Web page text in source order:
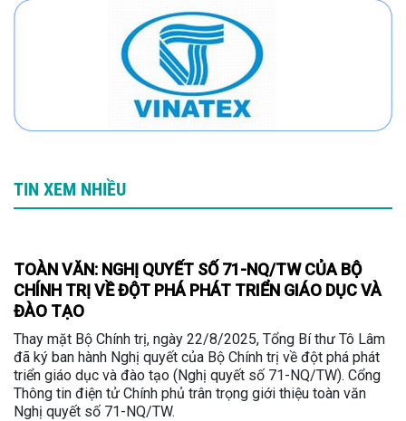
TIN XEM NHIỀU
TOÀN VĂN: NGHỊ QUYẾT SỐ 71-NQ/TW CỦA BỘ
CHÍNH TRỊ VỀ ĐỘT PHÁ PHÁT TRIỂN GIÁO DỤC VÀ
ĐÀO TẠO
Thay mặt Bộ Chính trị, ngày 22/8/2025, Tổng Bí thư Tô Lâm
đã ký ban hành Nghị quyết của Bộ Chính trị về đột phá phát
triển giáo dục và đào tạo (Nghị quyết số 71-NQ/TW). Cổng
Thông tin điện tử Chính phủ trân trọng giới thiệu toàn văn
Nghị quyết số 71-NQ/TW.